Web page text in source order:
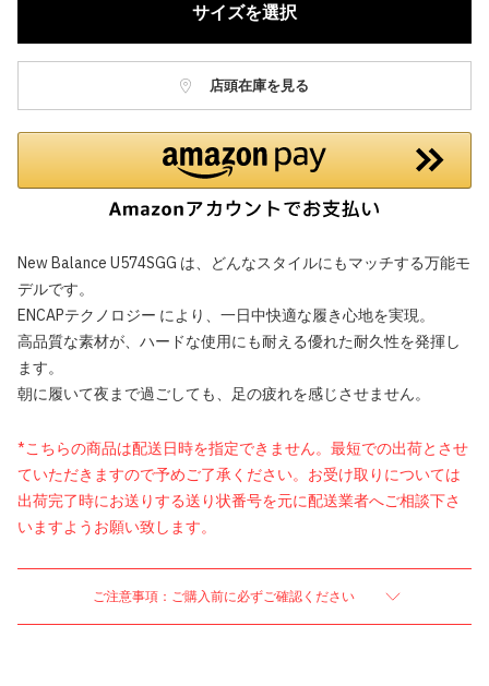
サイズを選択
店頭在庫を見る
New Balance U574SGG は、どんなスタイルにもマッチする万能モ
デルです。
ENCAPテクノロジー により、一日中快適な履き心地を実現。
高品質な素材が、ハードな使用にも耐える優れた耐久性を発揮し
ます。
朝に履いて夜まで過ごしても、足の疲れを感じさせません。
*こちらの商品は配送日時を指定できません。最短での出荷とさせ
ていただきますので予めご了承ください。お受け取りについては
出荷完了時にお送りする送り状番号を元に配送業者へご相談下さ
いますようお願い致します。
ご注意事項：ご購入前に必ずご確認ください